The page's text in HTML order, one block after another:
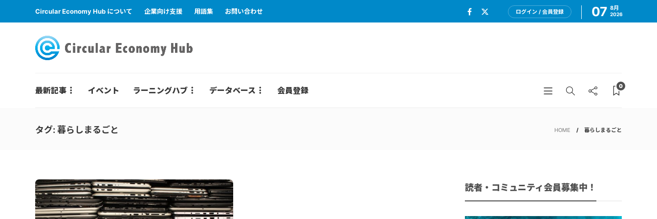
Circular Economy Hub について 企業向け支援 用語集 お問い合わせ ログイン / 会員登録 07 8月
2026
最新記事 イベント ラーニングハブ データベース 会員登録 0
タグ: 暮らしまるごと HOME 暮らしまるごと
読者・コミュニティ会員募集中！